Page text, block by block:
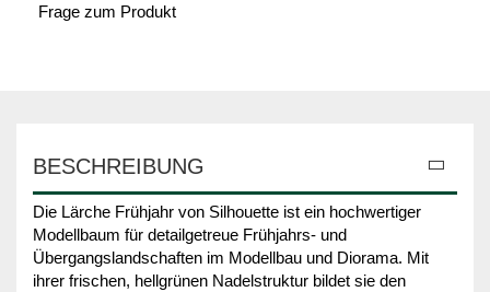
Frage zum Produkt
BESCHREIBUNG
Die Lärche Frühjahr von Silhouette ist ein hochwertiger
Modellbaum für detailgetreue Frühjahrs- und
Übergangslandschaften im Modellbau und Diorama. Mit
ihrer frischen, hellgrünen Nadelstruktur bildet sie den